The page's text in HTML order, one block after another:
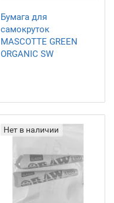
Бумага для
самокруток
MASCOTTE GREEN
ORGANIC SW
Нет в наличии